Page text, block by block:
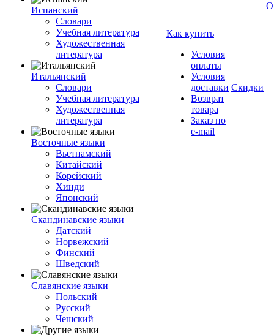
Испанский
Словари
Учебная литература
Художественная
литература
Итальянский
Словари
Учебная литература
Художественная
литература
Восточные языки
Вьетнамский
Китайский
Корейский
Хинди
Японский
Скандинавские языки
Датский
Норвежский
Финский
Шведский
Славянские языки
Польский
Русский
Чешский
Как купить
Условия
оплаты
Условия
доставки
Возврат
товара
Заказ по
e-mail
Скидки
О